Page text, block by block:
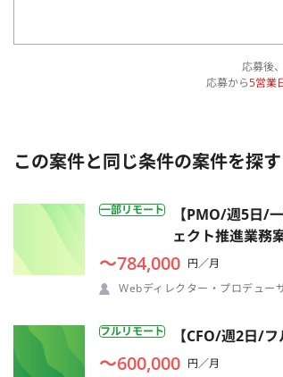
応募後
応募から5営業
この案件と同じ条件の案件を探す
一部リモート
【PMO/週5日/
ェクト推進業務
〜784,000 円／月
Webディレクター・プロデュー
フルリモート 【CFO/週2日/
〜600,000 円／月